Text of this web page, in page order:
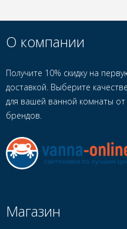
О компании
Получите 10% скидку на
доставкой. Выберите
для вашей ванной комнаты
брендов.
Магазин